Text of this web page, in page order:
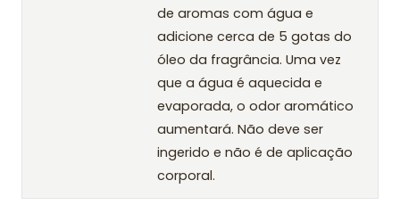
de aromas com água e
adicione cerca de 5 gotas do
óleo da fragrância. Uma vez
que a água é aquecida e
evaporada, o odor aromático
aumentará. Não deve ser
ingerido e não é de aplicação
corporal.